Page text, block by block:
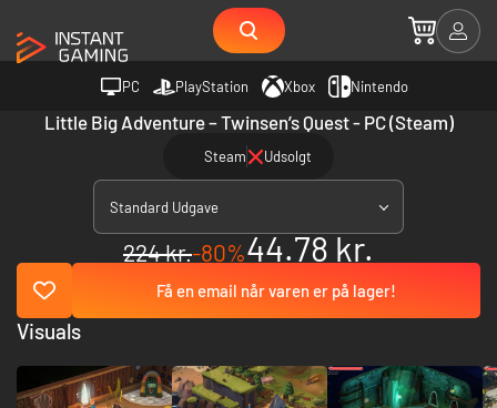
PC PlayStation Xbox Nintendo
Little Big Adventure – Twinsen’s Quest - PC (Steam)
Steam Udsolgt
Standard Udgave
224 kr.-80%44.78 kr.
Få en email når varen er på lager!
Visuals